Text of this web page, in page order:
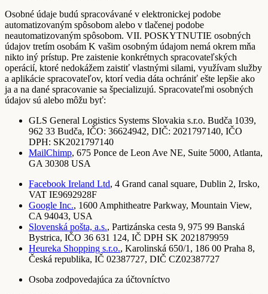
Osobné údaje budú spracovávané v elektronickej podobe
automatizovaným spôsobom alebo v tlačenej podobe
neautomatizovaným spôsobom. VII. POSKYTNUTIE osobných
údajov tretím osobám K vašim osobným údajom nemá okrem mňa
nikto iný prístup. Pre zaistenie konkrétnych spracovateľských
operácií, ktoré nedokážem zaistiť vlastnými silami, využívam služby
a aplikácie spracovateľov, ktorí vedia dáta ochrániť ešte lepšie ako
ja a na dané spracovanie sa špecializujú. Spracovateľmi osobných
údajov sú alebo môžu byť:
GLS General Logistics Systems Slovakia s.r.o. Budča 1039,
962 33 Budča, IČO: 36624942, DIČ: 2021797140, IČO
DPH: SK2021797140
MailChimp, 675 Ponce de Leon Ave NE, Suite 5000, Atlanta,
GA 30308 USA
Facebook Ireland Ltd, 4 Grand canal square, Dublin 2, Irsko,
VAT IE9692928F
Google Inc., 1600 Amphitheatre Parkway, Mountain View,
CA 94043, USA
Slovenská pošta, a.s., Partizánska cesta 9, 975 99 Banská
Bystrica, IČO 36 631 124, IČ DPH SK 2021879959
Heureka Shopping s.r.o., Karolinská 650/1, 186 00 Praha 8,
Česká republika, IČ 02387727, DIČ CZ02387727
Osoba zodpovedajúca za účtovníctvo